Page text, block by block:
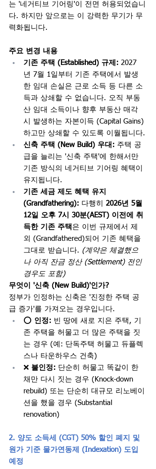
는 '네거티브 기어링'이 전면 허용되었습니
다. 하지만 앞으로는 이 강력한 무기가 무
력화됩니다.
주요 변경 내용
기존 주택 (Established) 규제: 2027
년 7월 1일부터 기존 주택에서 발생
한 임대 손실은 근로 소득 등 다른 소
득과 상쇄할 수 없습니다. 오직 부동
산 임대 소득이나 향후 부동산 매각
시 발생하는 자본이득 (Capital Gains)
하고만 상쇄할 수 있도록 이월됩니다.
신축 주택 (New Build) 우대: 주택 공
급을 늘리는 '신축 주택'에 한해서만
기존 방식의 네거티브 기어링 혜택이
유지됩니다.
기존 세금 제도 혜택 유지
(Grandfathering): 다행히 2026년 5월
12일 오후 7시 30분(AEST) 이전에 취
득한 기존 주택 은 이번 규제에서 제
외 (Grandfathered)되어 기존 혜택을
그대로 받습니다. (계약은 체결했으
나 아직 잔금 정산 (Settlement) 전인
경우도 포함)
무엇이 '신축 (New Build)'인가?
정부가 인정하는 신축은 '진정한 주택 공
급 증가'를 가져오는 경우입니다.
⭕ 인정: 빈 땅에 새로 지은 주택, 기
존 주택을 허물고 더 많은 주택을 짓
는 경우 (예: 단독주택 허물고 듀플렉
스나 타운하우스 건축)
❌ 불인정: 단순히 허물고 똑같이 한
채만 다시 짓는 경우 (Knock-down
rebuild) 또는 단순히 대규모 리노베이
션을 했을 경우 (Substantial
renovation)
2. 양도 소득세 (CGT) 50% 할인 폐지 및
원가 기준 물가연동제 (Indexation) 도입
예정